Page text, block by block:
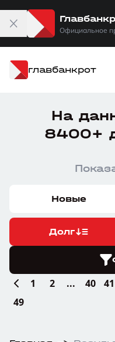
Официальное
главбанкрот
На
8400+
Новые
Долг
1 2 ... 40 41
49